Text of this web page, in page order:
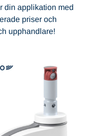
din applikation med
priser och
upphandlare!